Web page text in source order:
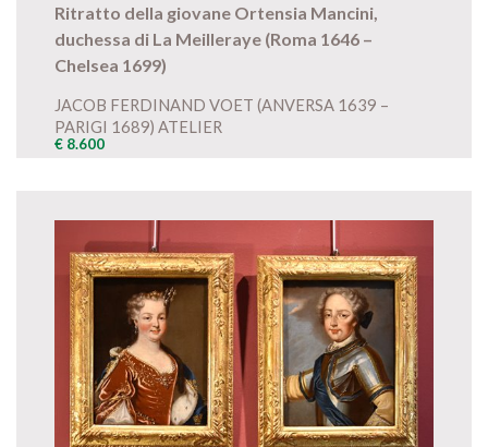
Ritratto della giovane Ortensia Mancini,
duchessa di La Meilleraye (Roma 1646 –
Chelsea 1699)
JACOB FERDINAND VOET (ANVERSA 1639 –
PARIGI 1689) ATELIER
€ 8.600